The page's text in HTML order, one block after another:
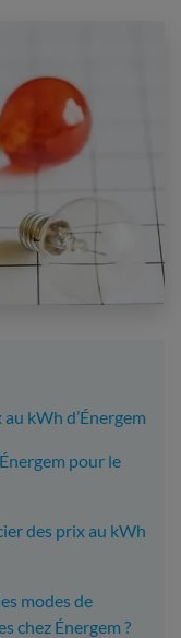
kWh d’Énergem
pour le
des prix au kWh
modes de
chez Énergem ?